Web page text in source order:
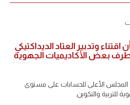
وتدبير العتاد الديداكتيكي
طرف بعض الأكاديميات الجهوية
المجلس الأعلى للحسابات على مستوى
للتربية والتكوين.